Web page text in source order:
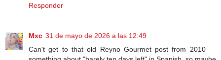
Responder
Mxc 31 de mayo de 2026 a las 12:49
Can't get to that old Reyno Gourmet post from 2010 —